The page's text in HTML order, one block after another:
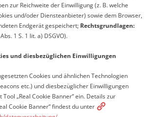
zur Reichweite der Einwilligung (z. B. welche
und/oder Diensteanbieter) sowie dem Browser,
Endgerät gespeichert; Rechtsgrundlagen:
1 S. 1 lit. a) DSGVO).
und diesbezüglichen Einwilligungen
Cookies und ähnlichen Technologien
etc.) und diesbezüglicher Einwilligungen
„Real Cookie Banner“ ein. Details zur
Cookie Banner“ findest du unter